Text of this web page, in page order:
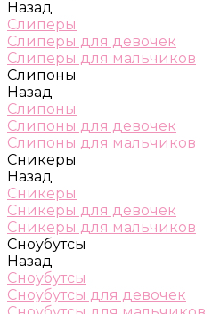
Назад
Слиперы
Слиперы для девочек
Слиперы для мальчиков
Слипоны
Назад
Слипоны
Слипоны для девочек
Слипоны для мальчиков
Сникеры
Назад
Сникеры
Сникеры для девочек
Сникеры для мальчиков
Сноубутсы
Назад
Сноубутсы
Сноубутсы для девочек